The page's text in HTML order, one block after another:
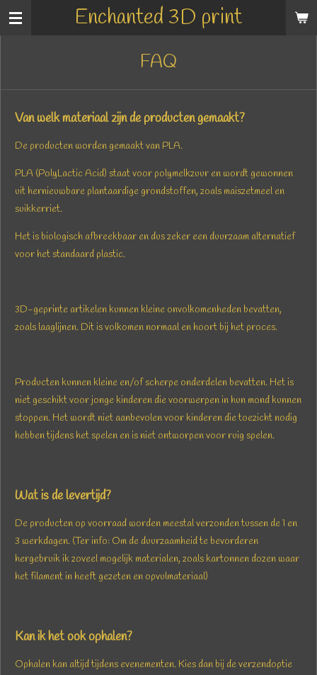
Ga
Enchanted 3D print
FAQ
Van welk materiaal zijn de producten gemaakt?
De producten worden gemaakt van PLA.
PLA (PolyLactic Acid) staat voor polymelkzuur en wordt gewonnen
uit hernieuwbare plantaardige grondstoffen, zoals maiszetmeel en
suikkerriet.
Het is biologisch afbreekbaar en dus zeker een duurzaam alternatief
voor het standaard plastic.
3D-geprinte artikelen kunnen kleine onvolkomenheden bevatten,
zoals laaglijnen. Dit is volkomen normaal en hoort bij het proces.
Producten kunnen kleine en/of scherpe onderdelen bevatten. Het is
niet geschikt voor jonge kinderen die voorwerpen in hun mond kunnen
stoppen. Het wordt niet aanbevolen voor kinderen die toezicht nodig
hebben tijdens het spelen en is niet ontworpen voor ruig spelen.
Wat is de levertijd?
De producten op voorraad worden meestal verzonden tussen de 1 en
3 werkdagen. (Ter info: Om de duurzaamheid te bevorderen
hergebruik ik zoveel mogelijk materialen, zoals kartonnen dozen waar
het filament in heeft gezeten en opvulmateriaal)
Kan ik het ook ophalen?
Ophalen kan altijd tijdens evenementen. Kies dan bij de verzendoptie